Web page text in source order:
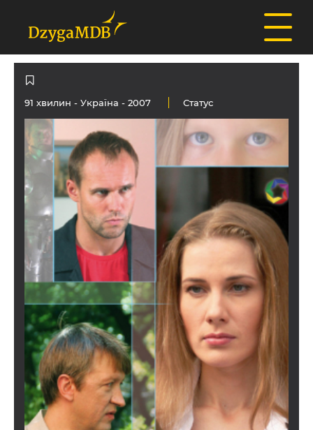
91 хвилин - Україна - 2007 Статус